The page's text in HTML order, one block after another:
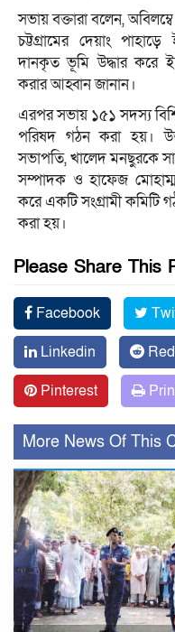
সভায় বক্তারা বলেন,
চট্টগ্রামের দেয়াং
দানকৃত ভূমি উদ্ধার করে
করার আহ্বান জানান।
এরপর সভায় ১৫১ সদস্য
পরিষদ গঠন করা হয়।
সভাপতি, খালেদ মনছুরকে
সম্পাদক ও হাফেজ
করে একটি সংগ্রামী কমিটি
করা হয়।
Please Share This
Facebook
Linkedin
Pinterest
More News Of This